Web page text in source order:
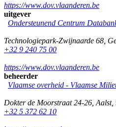
https://www.dov.vlaanderen.be
uitgever
Ondersteunend Centrum
Technologiepark-Zwijnaarde 68
+32 9 240 75 00
https://www.dov.vlaanderen.be
beheerder
Vlaamse overheid - Vlaamse
Dokter de Moorstraat 24-26 Aalst,
+32 5 372 62 10